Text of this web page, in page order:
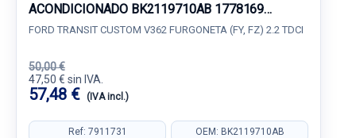
ACONDICIONADO BK2119710AB 1778169
BK218C342AC
FORD TRANSIT CUSTOM V362 FURGONETA (FY, FZ) 2.2 TDCI
50,00 €
47,50 € sin IVA.
57,48 € (IVA incl.)
Ref: 7911731 OEM: BK2119710AB